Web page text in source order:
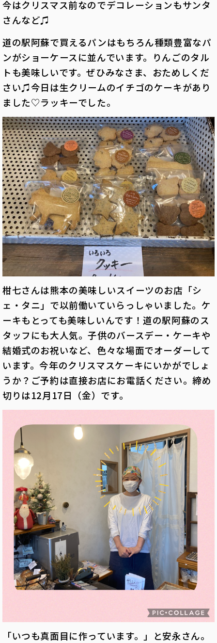
今はクリスマス前なのでデコレーションもサンタ
さんなど♫
道の駅阿蘇で買えるパンはもちろん種類豊富なパ
ンがショーケースに並んでいます。 りんごのタル
トも美味しいです。ぜひみなさま、おためしくだ
さい♫今日は生クリームのイチゴのケーキがあり
ました♡ラッキーでした。
柑七さんは熊本の美味しいスイーツのお店「シ
ェ・タニ」で以前働いていらっしゃいました。ケ
ーキもとっても美味しいんです！道の駅阿蘇のス
タッフにも大人気。子供のバースデー・ケーキや
結婚式のお祝いなど、色々な場面でオーダーして
います。今年のクリスマスケーキにいかがでしょ
うか？ご予約は直接お店にお電話ください。締め
切りは12月17日（金）です。
「いつも真面目に作っています。」と安永さん。